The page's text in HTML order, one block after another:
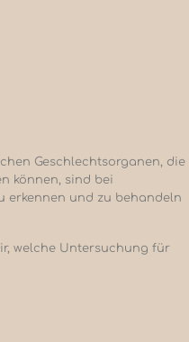
Geschlechtsorganen, die
können, sind bei
erkennen und zu behandeln
welche Untersuchung für